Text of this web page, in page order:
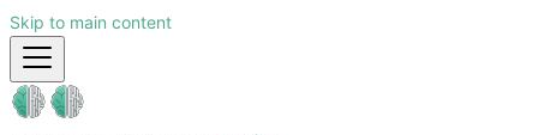
Skip to main content